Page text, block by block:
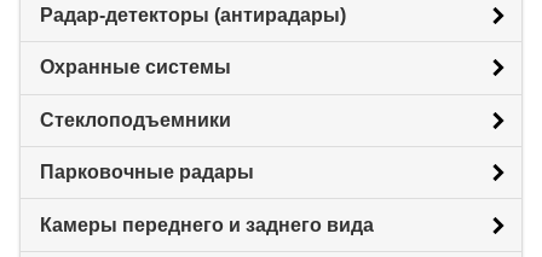
Радар-детекторы (антирадары)
Охранные системы
Стеклоподъемники
Парковочные радары
Камеры переднего и заднего вида